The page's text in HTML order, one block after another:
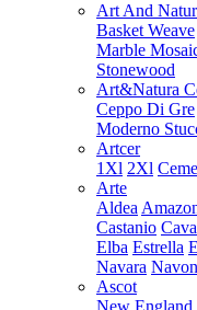
Art And
Basket Weave
Marble
Stonewood
Art&Natura
Ceppo Di Gre
Moderno
Artcer
1Xl 2Xl
Arte
Aldea
Castanio Cava
Elba Estrella
Navara
Ascot